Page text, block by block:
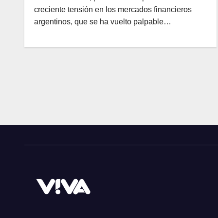
creciente tensión en los mercados financieros
argentinos, que se ha vuelto palpable…